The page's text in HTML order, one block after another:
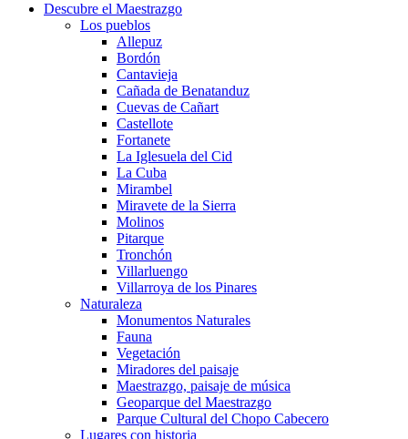
Descubre el Maestrazgo
Los pueblos
Allepuz
Bordón
Cantavieja
Cañada de Benatanduz
Cuevas de Cañart
Castellote
Fortanete
La Iglesuela del Cid
La Cuba
Mirambel
Miravete de la Sierra
Molinos
Pitarque
Tronchón
Villarluengo
Villarroya de los Pinares
Naturaleza
Monumentos Naturales
Fauna
Vegetación
Miradores del paisaje
Maestrazgo, paisaje de música
Geoparque del Maestrazgo
Parque Cultural del Chopo Cabecero
Lugares con historia